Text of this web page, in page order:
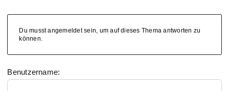
Du musst angemeldet sein, um auf dieses Thema antworten zu
können.
Benutzername: